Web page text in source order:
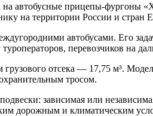
автобусные прицепы-фургоны
на территории России и
автобусами. Его
перевозчиков на
отсека — 17,75 м³.
тросом.
зависимая или
дорожным и климатическим